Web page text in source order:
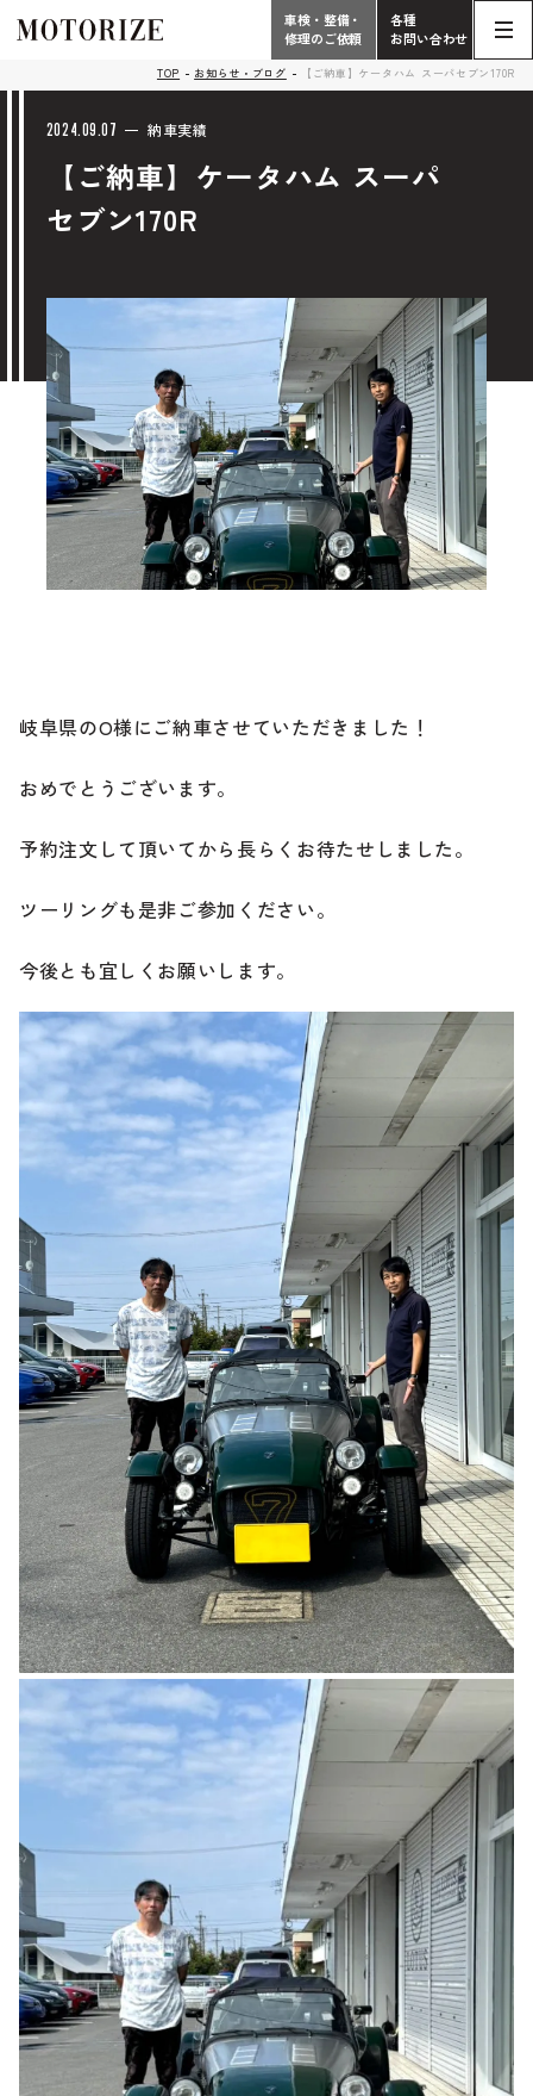
こだわり
中古車販売・在庫車情報
車検・整備・修理のご依頼
中古車探しのご依頼/その他
お問い合わせフォーム
ブランド紹介
お客様の声
Phone
電話受付時間 10:00 - 18:30（月曜定休）
タップで電話がかかります
お問い合わせ総合
058-247-8001
タップで電話がかかります
Contact Form
24時間受付対応の
買取査定のご依頼
中古車探しのご依頼・レンタカーのご相談
電話・メールなどのご連絡方法意外にも、オンラインで
のご相談も可能です。
お問い合わせフォームにて、オンラインでのご連絡をご
希望ください。
Contact
車検・整備・
修理のご依頼
各種
お問い合わせ
TOP お知らせ・ブログ 【ご納車】ケータハム スーパセブン170R
2024.09.07 納車実績
【ご納車】ケータハム スーパ
セブン170R
岐阜県のO様にご納車させていただきました！
おめでとうございます。
予約注文して頂いてから長らくお待たせしました。
ツーリングも是非ご参加ください。
今後とも宜しくお願いします。